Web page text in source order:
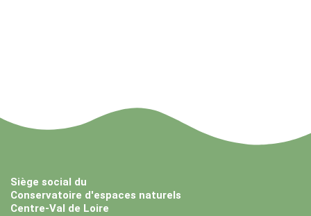
Siège social du
Conservatoire d'espaces naturels
Centre-Val de Loire